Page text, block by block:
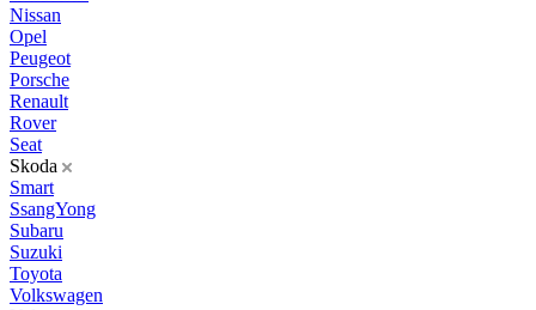
Nissan
Opel
Peugeot
Porsche
Renault
Rover
Seat
Skoda
Smart
SsangYong
Subaru
Suzuki
Toyota
Volkswagen